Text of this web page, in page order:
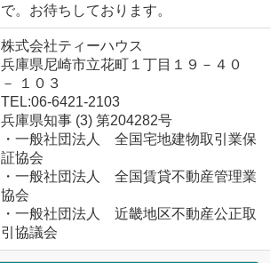
で。お待ちしております。
株式会社ティーハウス
兵庫県尼崎市立花町１丁目１９－４０
－ １０３
TEL:06-6421-2103
兵庫県知事 (3) 第204282号
・一般社団法人 全国宅地建物取引業保
証協会
・一般社団法人 全国賃貸不動産管理業
協会
・一般社団法人 近畿地区不動産公正取
引協議会